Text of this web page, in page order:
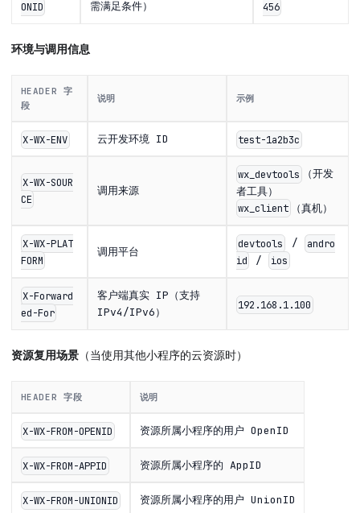
ONID 需满足条件） 456
环境与调用信息
HEADER 字
段
说明 示例
X-WX-ENV 云开发环境 ID test-1a2b3c
X-WX-SOUR
CE
调用来源
wx_devtools
（开发
者工具）
wx_client
（真机）
X-WX-PLAT
FORM
调用平台
devtools /
andro
id
/ ios
X-Forward
ed-For
客户端真实 IP（支持
IPv4/IPv6）
192.168.1.100
资源复用场景 （当使用其他小程序的云资源时）
HEADER 字段 说明
X-WX-FROM-OPENID 资源所属小程序的用户 OpenID
X-WX-FROM-APPID 资源所属小程序的 AppID
X-WX-FROM-UNIONID 资源所属小程序的用户 UnionID